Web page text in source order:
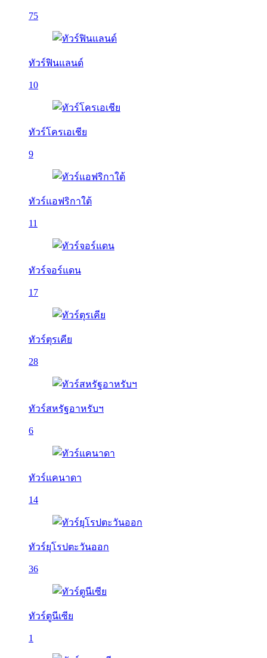
75
ทัวร์ฟินแลนด์
10
ทัวร์โครเอเชีย
9
ทัวร์แอฟริกาใต้
11
ทัวร์จอร์แดน
17
ทัวร์ตุรเคีย
28
ทัวร์สหรัฐอาหรับฯ
6
ทัวร์แคนาดา
14
ทัวร์ยุโรปตะวันออก
36
ทัวร์ตูนีเซีย
1